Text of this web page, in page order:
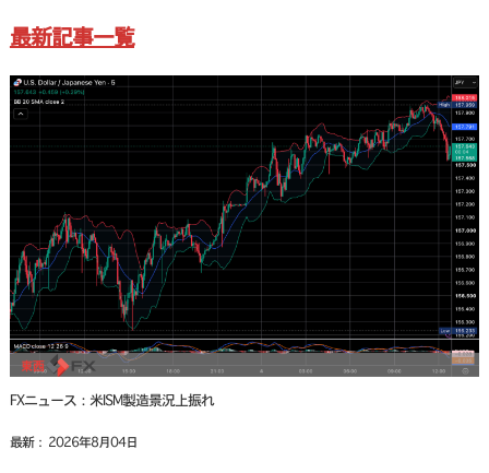
最新記事一覧
FXニュース：米ISM製造景況上振れ
最新： 2026年8月04日